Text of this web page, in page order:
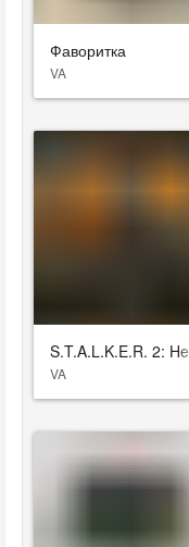
Фаворитка
VA
S.T.A.L.K.E.R. 2:
VA